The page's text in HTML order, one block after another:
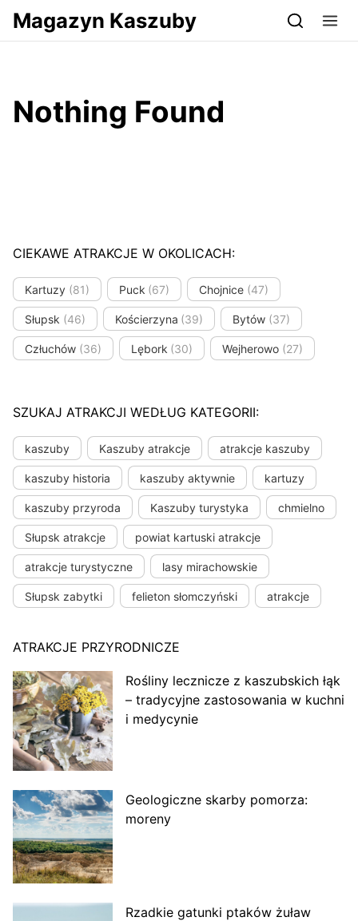
Przejdź do serwisu magazynkaszuby.pl
Magazyn Kaszuby
Nothing Found
CIEKAWE ATRAKCJE W OKOLICACH:
Kartuzy (81) Puck (67) Chojnice (47)
Słupsk (46) Kościerzyna (39) Bytów (37)
Człuchów (36) Lębork (30) Wejherowo (27)
SZUKAJ ATRAKCJI WEDŁUG KATEGORII:
kaszuby Kaszuby atrakcje atrakcje kaszuby
kaszuby historia kaszuby aktywnie kartuzy
kaszuby przyroda Kaszuby turystyka chmielno
Słupsk atrakcje powiat kartuski atrakcje
atrakcje turystyczne lasy mirachowskie
Słupsk zabytki felieton słomczyński atrakcje
ATRAKCJE PRZYRODNICZE
Rośliny lecznicze z kaszubskich łąk
– tradycyjne zastosowania w kuchni
i medycynie
Geologiczne skarby pomorza:
moreny
Rzadkie gatunki ptaków żuław